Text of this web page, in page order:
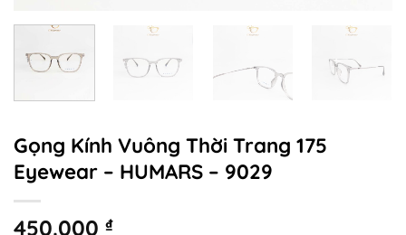
Gọng Kính Vuông Thời Trang 175
Eyewear – HUMARS – 9029
450.000 ₫